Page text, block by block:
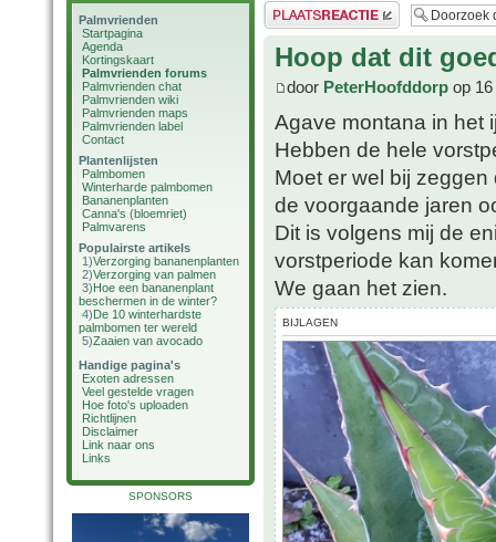
Palmvrienden
Startpagina
Agenda
Kortingskaart
Palmvrienden forums
Palmvrienden chat
Palmvrienden wiki
Palmvrienden maps
Palmvrienden label
Contact
Plantenlijsten
Palmbomen
Winterharde palmbomen
Bananenplanten
Canna's (bloemriet)
Palmvarens
Populairste artikels
1)Verzorging bananenplanten
2)Verzorging van palmen
3)Hoe een bananenplant
beschermen in de winter?
4)De 10 winterhardste
palmbomen ter wereld
5)Zaaien van avocado
Handige pagina's
Exoten adressen
Veel gestelde vragen
Hoe foto's uploaden
Richtlijnen
Disclaimer
Link naar ons
Links
SPONSORS
Plaats een reactie
Hoop dat dit
door PeterHoofddorp op
Agave montana in het
Hebben de hele
Moet er wel bij
de voorgaande jaren
Dit is volgens mij de
vorstperiode kan
We gaan het zien.
BIJLAGEN